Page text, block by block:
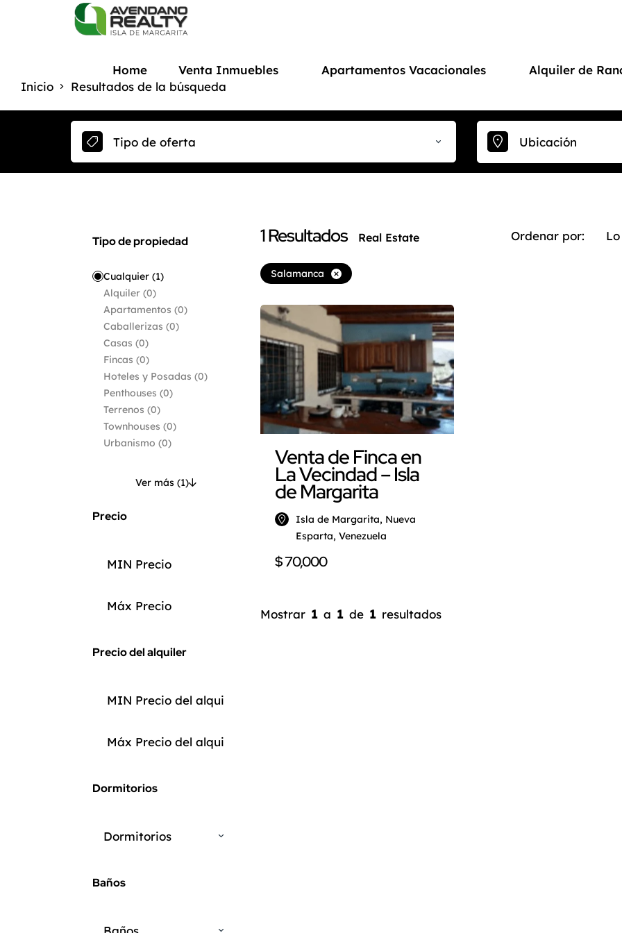
Home Venta Inmuebles Apartamentos Vacacionales
Alquiler de
Inicio
Resultados de la búsqueda
Tipo de oferta
Tipo de propiedad
Cualquier (1)
Alquiler (0)
Apartamentos (0)
Caballerizas (0)
Casas (0)
Fincas (0)
Hoteles y Posadas (0)
Penthouses (0)
Terrenos (0)
Townhouses (0)
Urbanismo (0)
Ver más (1)
Precio
Precio del alquiler
Dormitorios
Dormitorios
Baños
1Resultados Real Estate Ordenar por:
Salamanca
Venta de Finca en
La Vecindad – Isla
de Margarita
Isla de Margarita, Nueva
Esparta, Venezuela
$ 70,000
Mostrar 1 a 1 de 1 resultados